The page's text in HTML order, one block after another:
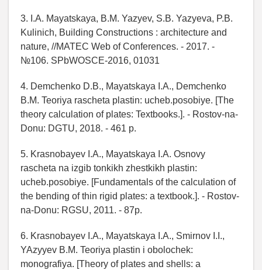
3. I.A. Mayatskaya, B.M. Yazyev, S.B. Yazyeva, P.B.
Kulinich, Building Constructions : architecture and
nature, //MATEC Web of Conferences. - 2017. -
№106. SPbWOSCE-2016, 01031
4. Demchenko D.B., Mayatskaya I.A., Demchenko
B.M. Teoriya rascheta plastin: ucheb.posobiye. [The
theory calculation of plates: Textbooks.]. - Rostov-na-
Donu: DGTU, 2018. - 461 p.
5. Krasnobayev I.A., Mayatskaya I.A. Osnovy
rascheta na izgib tonkikh zhestkikh plastin:
ucheb.posobiye. [Fundamentals of the calculation of
the bending of thin rigid plates: a textbook.]. - Rostov-
na-Donu: RGSU, 2011. - 87p.
6. Krasnobayev I.A., Mayatskaya I.A., Smirnov I.I.,
YAzyyev B.M. Teoriya plastin i obolochek:
monografiya. [Theory of plates and shells: a